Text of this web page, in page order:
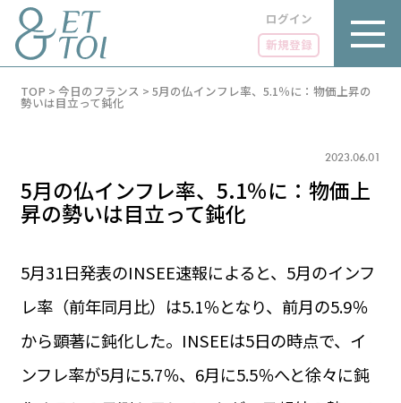
ログイン
新規登録
LUXE
グルメ
LIFE STYLE
FR 11:13 ／ JP 18:13
1€＝182.37円
お問い合わせ
TOP > 今日のフランス > 5月の仏インフレ率、5.1％に：物価上昇の
勢いは目立って鈍化
2023.06.01
5月の仏インフレ率、5.1％に：物価上
昇の勢いは目立って鈍化
5月31日発表のINSEE速報によると、5月のインフ
レ率（前年同月比）は5.1％となり、前月の5.9％
から顕著に鈍化した。INSEEは5日の時点で、イ
ンフレ率が5月に5.7％、6月に5.5％へと徐々に鈍